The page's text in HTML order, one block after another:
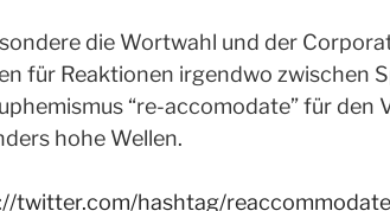
die Wortwahl und der
für Reaktionen irgendwo zwischen
“re-accomodate” für den
hohe Wellen.
twitter.com/hashtag/reaccommodate